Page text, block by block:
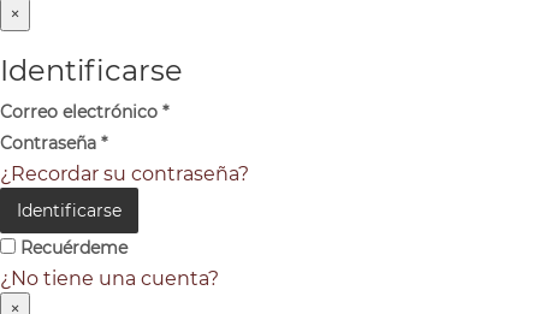
×
Identificarse
Correo electrónico *
Contraseña *
¿Recordar su contraseña?
Identificarse
Recuérdeme
¿No tiene una cuenta?
×